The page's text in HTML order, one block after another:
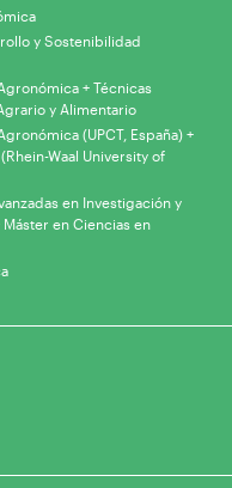
y Sostenibilidad
+ Técnicas
y Alimentario
(UPCT, España) +
Waal University of
en Investigación y
en Ciencias en